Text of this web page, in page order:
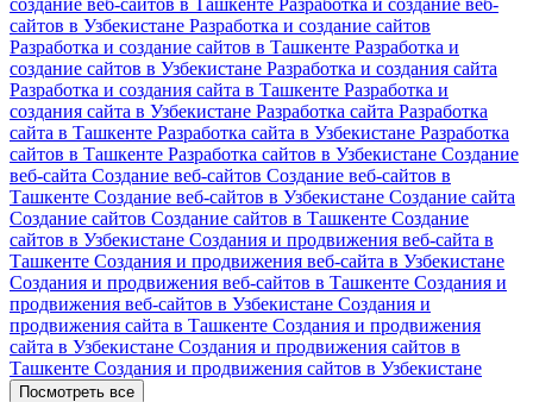
сайтов в Узбекистане Разработка и создание сайтов
Разработка и создание сайтов в Ташкенте Разработка и
создание сайтов в Узбекистане Разработка и создания сайта
Разработка и создания сайта в Ташкенте Разработка и
создания сайта в Узбекистане Разработка сайта Разработка
сайта в Ташкенте Разработка сайта в Узбекистане Разработка
сайтов в Ташкенте Разработка сайтов в Узбекистане Создание
веб-сайта Создание веб-сайтов Создание веб-сайтов в
Ташкенте Создание веб-сайтов в Узбекистане Создание сайта
Создание сайтов Создание сайтов в Ташкенте Создание
сайтов в Узбекистане Создания и продвижения веб-сайта в
Ташкенте Создания и продвижения веб-сайта в Узбекистане
Создания и продвижения веб-сайтов в Ташкенте Создания и
продвижения веб-сайтов в Узбекистане Создания и
продвижения сайта в Ташкенте Создания и продвижения
сайта в Узбекистане Создания и продвижения сайтов в
Ташкенте Создания и продвижения сайтов в Узбекистане
Посмотреть все